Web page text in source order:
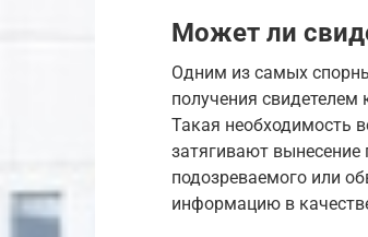
Может ли
Одним из самых
получения свидетелем
Такая необходимость
затягивают вынесение
подозреваемого или
информацию в